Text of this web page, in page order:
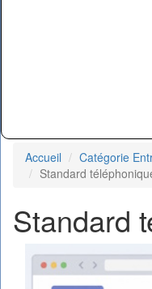
Accueil
Catégorie
Standard
Standard